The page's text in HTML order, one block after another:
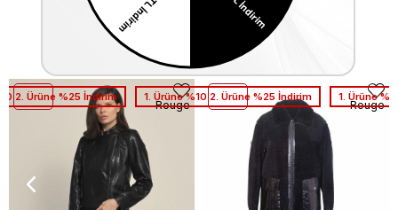
Similar Items
2. Ürüne %25 İndirim
Rouge
1. Ürüne %10 2. Ürüne %25 İndirim
Rouge
1. Ürüne